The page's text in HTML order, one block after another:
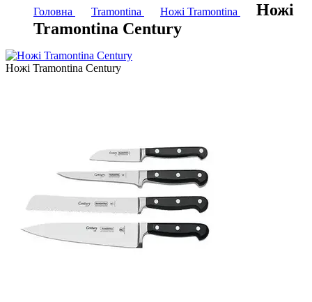
Головна Tramontina Ножі Tramontina
Ножі
Tramontina Century
Ножі Tramontina Century